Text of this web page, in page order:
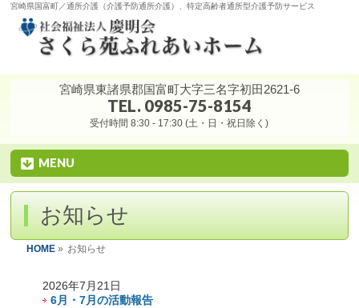
宮崎県国富町／通所介護（介護予防通所介護）、特定高齢者通所型介護予防サービス
宮崎県東諸県郡国富町大字三名字初田2621-6
TEL. 0985-75-8154
受付時間 8:30 - 17:30 (土・日・祝日除く)
MENU
お知らせ
HOME » お知らせ
2026年7月21日
6月・7月の活動報告